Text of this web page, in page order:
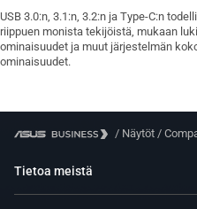
USB 3.0:n, 3.1:n, 3.2:n ja Type-C:n
riippuen monista tekijöistä, mukaan
ominaisuudet ja muut järjestelmän
ominaisuudet.
/ Näytöt /
Tietoa meistä